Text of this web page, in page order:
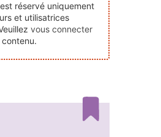
réservé uniquement
et utilisatrices
vous connecter